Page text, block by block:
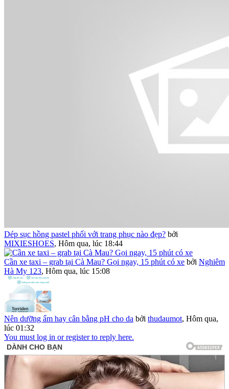
Dép sục hồng pastel phối với trang phục nào đẹp? bởi
MIXIESHOES, Hôm qua, lúc 18:44
Cần xe taxi – grab tại Cà Mau? Gọi ngay, 15 phút có xe bởi Nghiêm
Hà My 123, Hôm qua, lúc 15:08
Nên dưỡng ẩm hay cân bằng pH cho da bởi thudaumot, Hôm qua,
lúc 01:32
You must log in or register to reply here.